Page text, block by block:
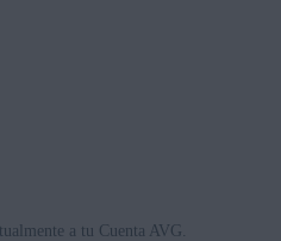
a tu Cuenta AVG.